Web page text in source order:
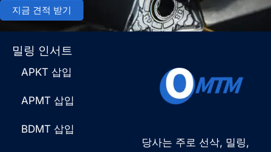
지금 견적 받기
당사는 주로 선삭, 밀링,
밀링 인서트
APKT 삽입
APMT 삽입
BDMT 삽입